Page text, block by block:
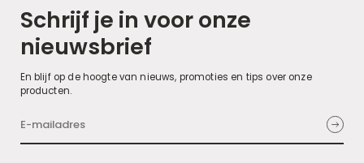
Schrijf je in voor onze
nieuwsbrief
En blijf op de hoogte van nieuws, promoties en tips over onze
producten.